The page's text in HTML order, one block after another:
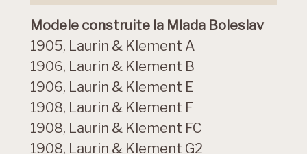
Modele construite la Mlada Boleslav
1905, Laurin & Klement A
1906, Laurin & Klement B
1906, Laurin & Klement E
1908, Laurin & Klement F
1908, Laurin & Klement FC
1908, Laurin & Klement G2